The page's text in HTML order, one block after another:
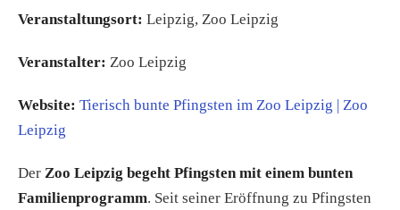
Veranstaltungsort: Leipzig, Zoo Leipzig
Veranstalter: Zoo Leipzig
Website: Tierisch bunte Pfingsten im Zoo Leipzig | Zoo
Leipzig
Der Zoo Leipzig begeht Pfingsten mit einem bunten
Familienprogramm. Seit seiner Eröffnung zu Pfingsten